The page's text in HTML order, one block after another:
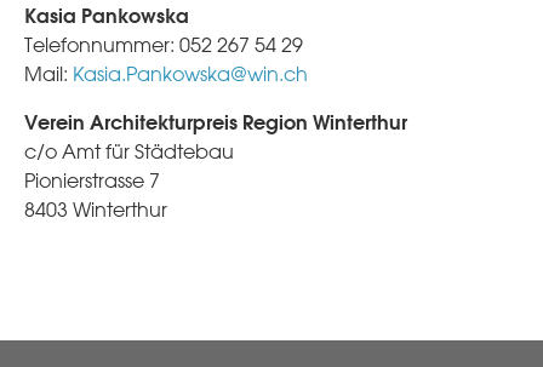
Kasia Pankowska
Telefonnummer: 052 267 54 29
Mail: Kasia.Pankowska@win.ch
Verein Architekturpreis Region Winterthur
c/o Amt für Städtebau
Pionierstrasse 7
8403 Winterthur